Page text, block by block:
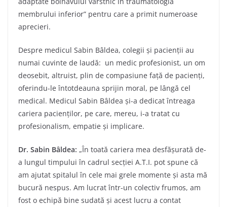
membrului inferior” pentru care a primit numeroase
aprecieri.
Despre medicul Sabin Bâldea, colegii și pacienții au
numai cuvinte de laudă: un medic profesionist, un om
deosebit, altruist, plin de compasiune față de pacienți,
oferindu-le întotdeauna sprijin moral, pe lângă cel
medical. Medicul Sabin Bâldea și-a dedicat întreaga
cariera pacienților, pe care, mereu, i-a tratat cu
profesionalism, empatie și implicare.
Dr. Sabin Bâldea: „În toată cariera mea desfășurată de-
a lungul timpului în cadrul secției A.T.I. pot spune că
am ajutat spitalul în cele mai grele momente și asta mă
bucură nespus. Am lucrat într-un colectiv frumos, am
fost o echipă bine sudată și acest lucru a contat